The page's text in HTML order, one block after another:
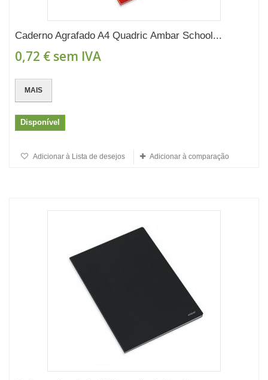
Caderno Agrafado A4 Quadric Ambar School...
0,72 € sem IVA
MAIS
Disponível
Adicionar à Lista de desejos Adicionar à comparação